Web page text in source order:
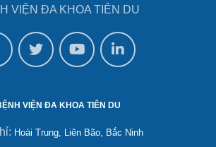
VIỆN ĐA KHOA TIÊN DU
VIỆN ĐA KHOA TIÊN DU
Hoài Trung, Liên Bão, Bắc Ninh